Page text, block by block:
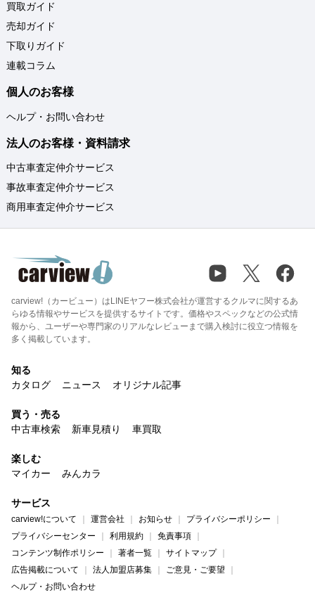
買取ガイド
売却ガイド
下取りガイド
連載コラム
個人のお客様
ヘルプ・お問い合わせ
法人のお客様・資料請求
中古車査定仲介サービス
事故車査定仲介サービス
商用車査定仲介サービス
carview!（カービュー）はLINEヤフー株式会社が運営するクルマに関するあ
らゆる情報やサービスを提供するサイトです。価格やスペックなどの公式情
報から、ユーザーや専門家のリアルなレビューまで購入検討に役立つ情報を
多く掲載しています。
知る
カタログ
ニュース オリジナル記事
買う・売る
中古車検索
新車見積り 車買取
楽しむ
マイカー
みんカラ
サービス
carview!について 運営会社 お知らせ
プライバシーポリシー
プライバシーセンター
利用規約
免責事項
コンテンツ制作ポリシー
著者一覧
サイトマップ
広告掲載について
法人加盟店募集
ご意見・ご要望
ヘルプ・お問い合わせ